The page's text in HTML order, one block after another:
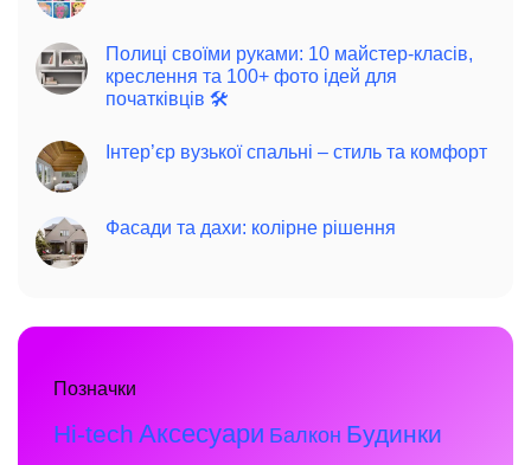
Полиці своїми руками: 10 майстер-класів,
креслення та 100+ фото ідей для
початківців 🛠️
Інтер’єр вузької спальні – стиль та комфорт
Фасади та дахи: колірне рішення
Позначки
Hi-tech Аксесуари Балкон Будинки